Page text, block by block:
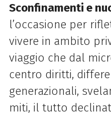
Sconfinamenti e
l’occasione per
vivere in ambito
viaggio che dal
centro diritti,
generazionali,
miti, il tutto